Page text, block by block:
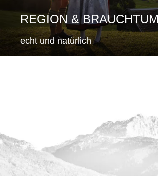
REGION & BRAUCHTUM
echt und natürlich